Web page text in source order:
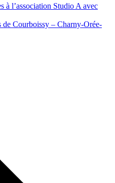
à l’association Studio A avec
de Courboissy – Charny-Orée-